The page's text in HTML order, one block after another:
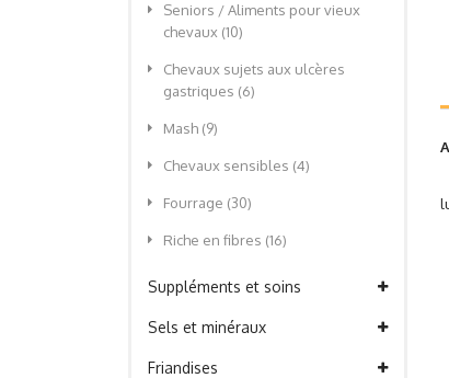
Seniors / Aliments pour vieux
chevaux (10)
Chevaux sujets aux ulcères
gastriques (6)
Mash (9)
Chevaux sensibles (4)
Fourrage (30)
Riche en fibres (16)
Suppléments et soins
Sels et minéraux
Friandises